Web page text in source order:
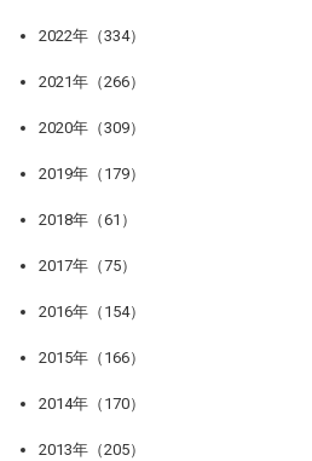
2022年（334）
2021年（266）
2020年（309）
2019年（179）
2018年（61）
2017年（75）
2016年（154）
2015年（166）
2014年（170）
2013年（205）